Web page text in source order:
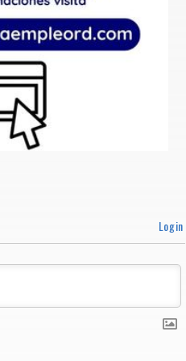
Login